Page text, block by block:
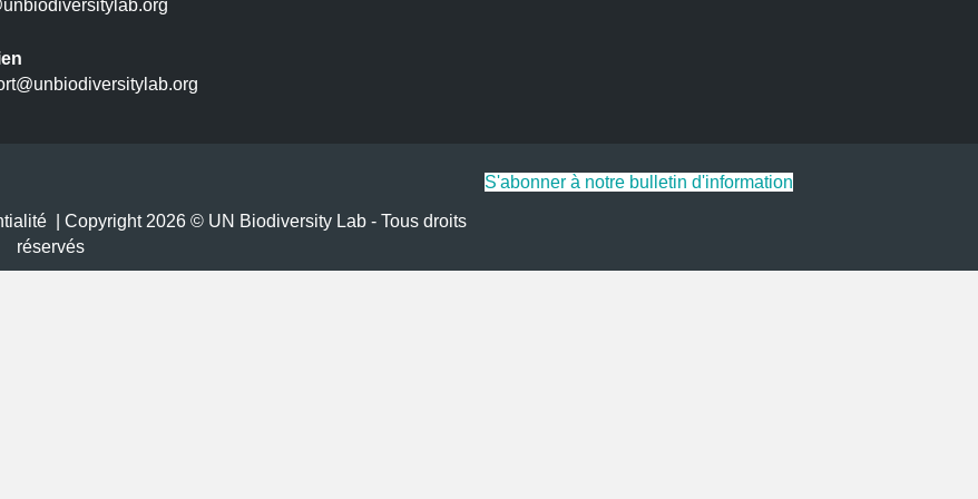
| Copyright 2026 © UN Biodiversity Lab - Tous droits
réservés
S'abonner à notre bulletin d'information